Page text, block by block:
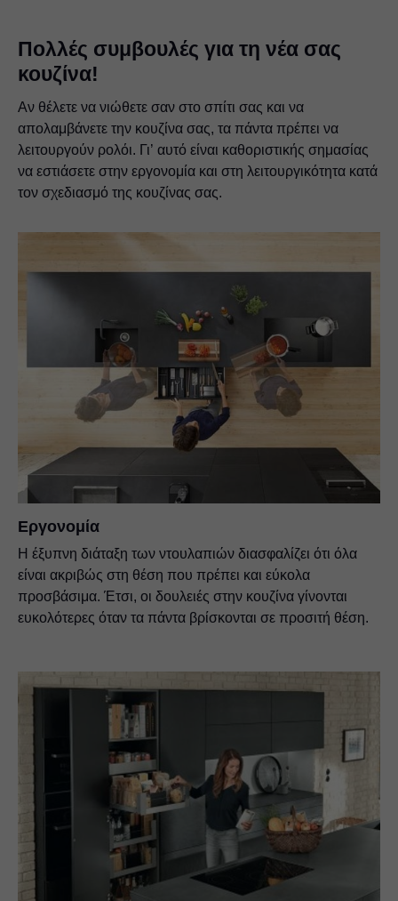
Πολλές συμβουλές για τη νέα σας
κουζίνα!
Αν θέλετε να νιώθετε σαν στο σπίτι σας και να
απολαμβάνετε την κουζίνα σας, τα πάντα πρέπει να
λειτουργούν ρολόι. Γι’ αυτό είναι καθοριστικής σημασίας
να εστιάσετε στην εργονομία και στη λειτουργικότητα κατά
τον σχεδιασμό της κουζίνας σας.
Εργονομία
Η έξυπνη διάταξη των ντουλαπιών διασφαλίζει ότι όλα
είναι ακριβώς στη θέση που πρέπει και εύκολα
προσβάσιμα. Έτσι, οι δουλειές στην κουζίνα γίνονται
ευκολότερες όταν τα πάντα βρίσκονται σε προσιτή θέση.